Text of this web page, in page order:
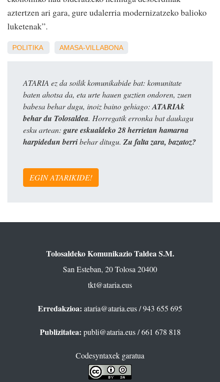
aztertzen ari gara, gure udalerria modernizatzeko balioko
luketenak”.
POLITIKA AMASA-VILLABONA
ATARIA ez da soilik komunikabide bat: komunitate
baten ahotsa da, eta urte hauen guztien ondoren, zuen
babesa behar dugu, inoiz baino gehiago: ATARIAk
behar du Tolosaldea. Horregatik erronka bat daukagu
esku artean: gure eskualdeko 28 herrietan hamarna
harpidedun berribehar ditugu. Zu falta zara, bazatoz?
EGIN ATARIKIDE!
Tolosaldeko Komunikazio Taldea S.M.
San Esteban, 20 Tolosa 20400
tkt@ataria.eus
Erredakzioa: ataria@ataria.eus/ 943 655 695
Publizitatea: publi@ataria.eus/ 661 678 818
Codesyntaxek garatua